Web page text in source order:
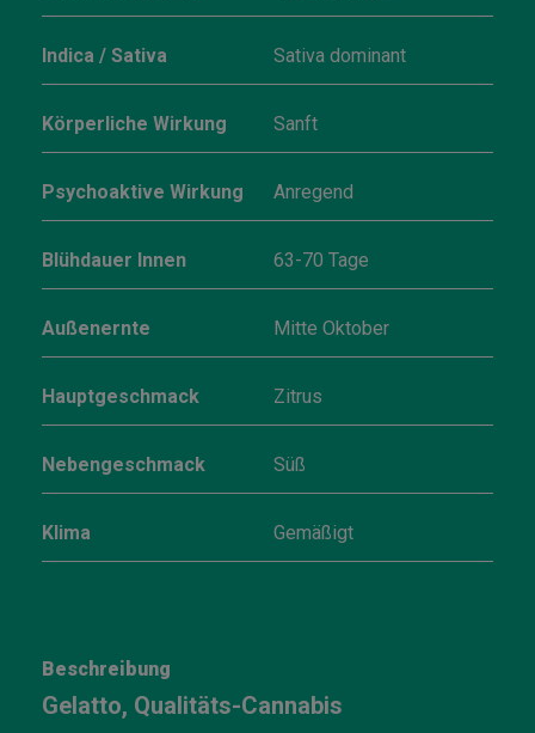
Indica / Sativa Sativa dominant
Körperliche Wirkung Sanft
Psychoaktive Wirkung Anregend
Blühdauer Innen 63-70 Tage
Außenernte Mitte Oktober
Hauptgeschmack Zitrus
Nebengeschmack Süß
Klima Gemäßigt
Beschreibung
Gelatto, Qualitäts-Cannabis